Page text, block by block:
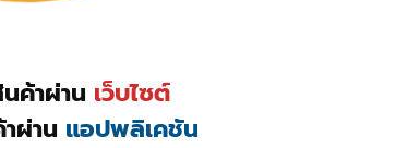
ค้าผ่าน เว็บไซต์
ผ่าน แอปพลิเคชัน